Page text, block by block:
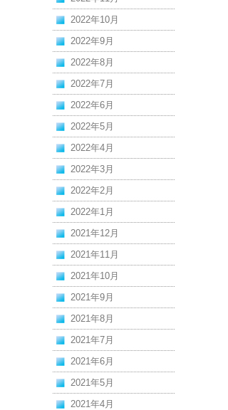
2022年10月
2022年9月
2022年8月
2022年7月
2022年6月
2022年5月
2022年4月
2022年3月
2022年2月
2022年1月
2021年12月
2021年11月
2021年10月
2021年9月
2021年8月
2021年7月
2021年6月
2021年5月
2021年4月